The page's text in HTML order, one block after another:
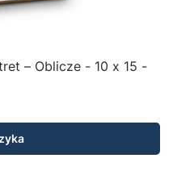
– Oblicze - 10 x 15 -